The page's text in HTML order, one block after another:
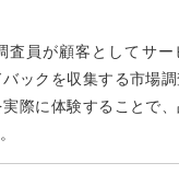
査員が顧客としてサー
バックを収集する市場
際に体験することで